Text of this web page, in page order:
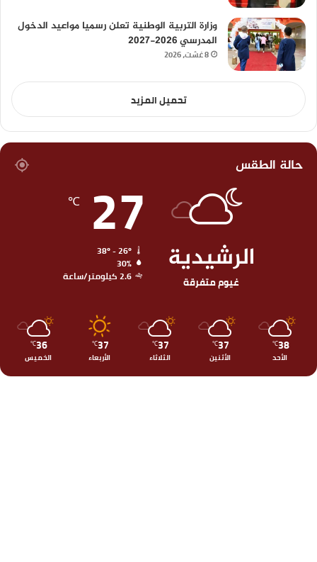
وزارة التربية الوطنية تعلن رسميا مواعيد الدخول
المدرسي 2026-2027
8 غشت، 2026
تحميل المزيد
حالة الطقس
الرشيدية
غيوم متفرقة
27
℃
38º - 26º
30%
2.6 كيلومتر/ساعة
38
℃
الأحد
37
℃
الأثنين
37
℃
الثلاثاء
37
℃
الأربعاء
36
℃
الخميس